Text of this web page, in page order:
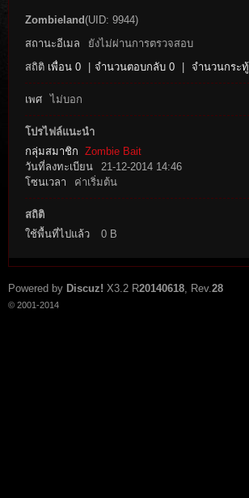
Zombieland(UID: 9944)
สถานะอีเมล
ยังไม่ผ่านการตรวจสอบ
สถิติ เพื่อน 0 จำนวนตอบกลับ 0 จำนวนกระ
เพศ ไม่บอก
โปรไฟล์แนะนำ
กลุ่มสมาชิก Zombie Bait
วันที่ลงทะเบียน
21-12-2014 14:46
โซนเวลา
ค่าเริ่มต้น
สถิติ
ใช้พื้นที่ไปแล้ว
0 B
Powered by Discuz! X3.2 R20140618, Rev.28
© 2001-2014